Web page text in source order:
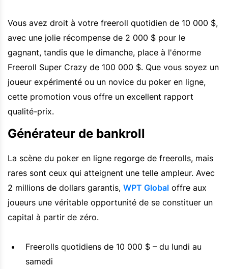
Vous avez droit à votre freeroll quotidien de 10 000 $,
avec une jolie récompense de 2 000 $ pour le
gagnant, tandis que le dimanche, place à l'énorme
Freeroll Super Crazy de 100 000 $. Que vous soyez un
joueur expérimenté ou un novice du poker en ligne,
cette promotion vous offre un excellent rapport
qualité-prix.
Générateur de bankroll
La scène du poker en ligne regorge de freerolls, mais
rares sont ceux qui atteignent une telle ampleur. Avec
2 millions de dollars garantis, WPT Global offre aux
joueurs une véritable opportunité de se constituer un
capital à partir de zéro.
Freerolls quotidiens de 10 000 $ – du lundi au
samedi